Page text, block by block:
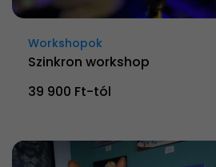
Workshopok
Szinkron workshop
39 900 Ft-tól